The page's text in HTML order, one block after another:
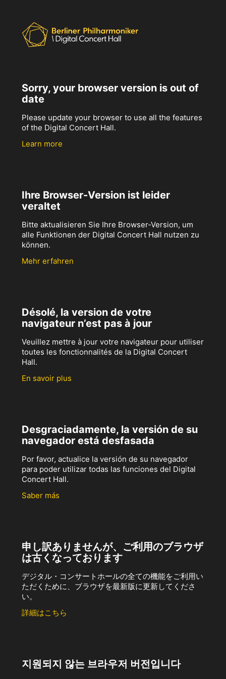
Sorry, your browser version is out of
date
Please update your browser to use all the features
of the Digital Concert Hall.
Learn more
Ihre Browser-Version ist leider
veraltet
Bitte aktualisieren Sie Ihre Browser-Version, um
alle Funktionen der Digital Concert Hall nutzen zu
können.
Mehr erfahren
Désolé, la version de votre
navigateur n’est pas à jour
Veuillez mettre à jour votre navigateur pour utiliser
toutes les fonctionnalités de la Digital Concert
Hall.
En savoir plus
Desgraciadamente, la versión de su
navegador está desfasada
Por favor, actualice la versión de su navegador
para poder utilizar todas las funciones del Digital
Concert Hall.
Saber más
申し訳ありませんが、ご利用のブラウザ
は古くなっております
デジタル・コンサートホールの全ての機能をご利用い
ただくために、ブラウザを最新版に更新してくださ
い。
詳細はこちら
지원되지 않는 브라우저 버전입니다